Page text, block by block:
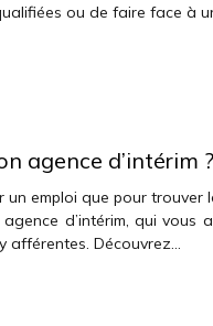
ou de faire face à
agence d’intérim ?
emploi que pour trouver
d’intérim, qui vous
afférentes. Découvrez…